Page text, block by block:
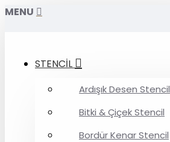
MENU
STENCİL
Ardışık Desen Stencil
Bitki & Çiçek Stencil
Bordür Kenar Stencil